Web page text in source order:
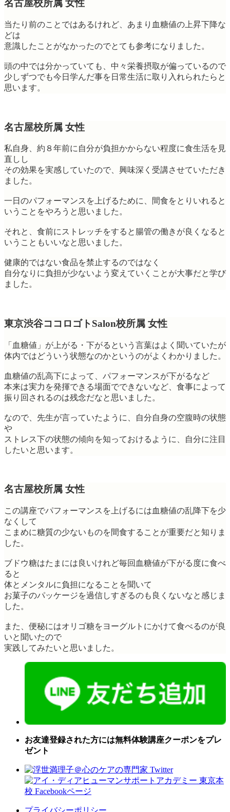
名古屋校所属 女性
当たり前のことではあるけれど、あまり血糖値の上昇下降な
どは
意識したことがなかったのでとても参考になりました。
頭の中では分かっていても、中々栄養摂取が偏っているので
少しずつでも今日学んだ事を日常生活に取り入れられたらと
思います。
名古屋校所属 女性
私自身、約８年前に自分が負担かからない程度に食生活を見
直しし
その効果を実感していたので、興味深く受講させていただき
ました。
一日のパフォーマンスを上げるために、間食をとりいれると
いうことをやろうと思いました。
それと、食前にストレッチをすると腸管の働きが良くなると
いうこともいいなと思いました。
健康的ではない食品を禁止するのではなく
自分なりに負担が少ないよう変えていくことが大事だと学び
ました。
東京渋谷ココロゴトSalon校所属 女性
「血糖値」が上がる・下がるという言葉はよく聞いていたが
体内ではどういう状態なのかというのがよくわかりました。
血糖値の乱高下によって、パフォーマンスが下がるなど
本来は実力を発揮できる場面でできないなど、食事によって
振り回されるのは残念だなと思いました。
なので、先生が言っていたように、自分自身の空腹時の状態
や
ストレス下の状態の傾向を知っておけるように、自分に注目
したいと思います。
名古屋校所属 女性
この講座でパフォーマンスを上げるには血糖値の乱降下を少
なくして
こまめに糖質の少ないものを間食することが重要だと知りま
した。
ブドウ糖はたまには良いけれど毎回血糖値が下がる度に食べ
ると
体とメンタルに負担になることを聞いて
お菓子のパッケージを過信しすぎるのも良くないなと感じま
した。
また、便秘にはオリゴ糖をヨーグルトにかけて食べるのが良
いと聞いたので
実践してみたいと思いました。
お友達登録された方には無料体験講座クーポンをプレ
ゼント
プライバシーポリシー